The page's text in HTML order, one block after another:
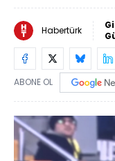
Habertürk
ABONE OL